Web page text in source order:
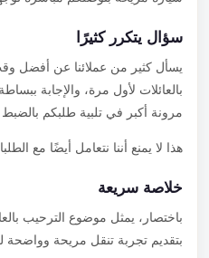
سؤال يتكرر كثيرًا
يسأل كثير من عملائنا عن أفضل
بالعائلات لأول مرة، والإجابة
مرونة أكبر في تلبية طلبكم بالضبط
هذا لا يمنع أننا نتعامل أيضًا مع
خلاصة سريعة
باختصار، يمثل موضوع الترحيب
بتقديم تجربة تنقل مريحة وواضحة